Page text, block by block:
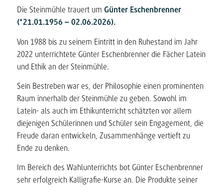
Die Steinmühle trauert um Günter Eschenbrenner
(*21.01.1956 – 02.06.2026).
Von 1988 bis zu seinem Eintritt in den Ruhestand im Jahr
2022 unterrichtete Günter Eschenbrenner die Fächer Latein
und Ethik an der Steinmühle.
Sein Bestreben war es, der Philosophie einen prominenten
Raum innerhalb der Steinmühle zu geben. Sowohl im
Latein- als auch im Ethikunterricht schätzten vor allem
diejenigen Schülerinnen und Schüler sein Engagement, die
Freude daran entwickeln, Zusammenhänge vertieft zu
Ende zu denken.
Im Bereich des Wahlunterrichts bot Günter Eschenbrenner
sehr erfolgreich Kalligrafie-Kurse an. Die Produkte seiner